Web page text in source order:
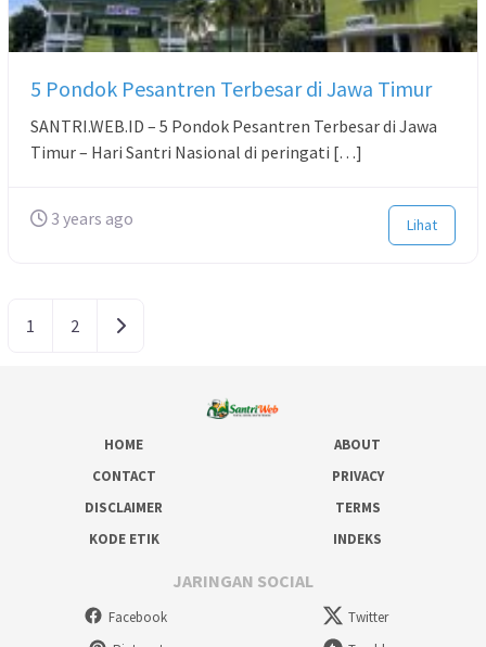
5 Pondok Pesantren Terbesar di Jawa Timur
SANTRI.WEB.ID – 5 Pondok Pesantren Terbesar di Jawa
Timur – Hari Santri Nasional di peringati […]
3 years ago Lihat
Navigasi
1 2 Pos lama
HOME
ABOUT
CONTACT
PRIVACY
DISCLAIMER
TERMS
KODE ETIK
INDEKS
JARINGAN SOCIAL
Facebook
Twitter